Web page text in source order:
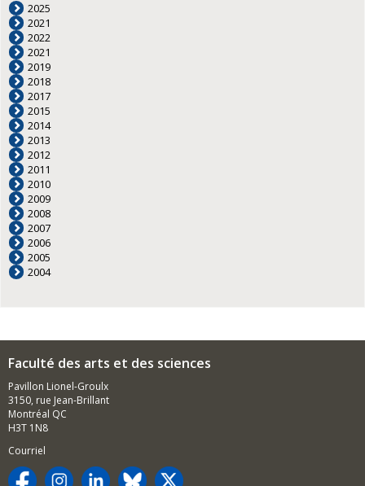
2025
2021
2022
2021
2019
2018
2017
2015
2014
2013
2012
2011
2010
2009
2008
2007
2006
2005
2004
Faculté des arts et des sciences
Pavillon Lionel-Groulx
3150, rue Jean-Brillant
Montréal QC
H3T 1N8
Courriel